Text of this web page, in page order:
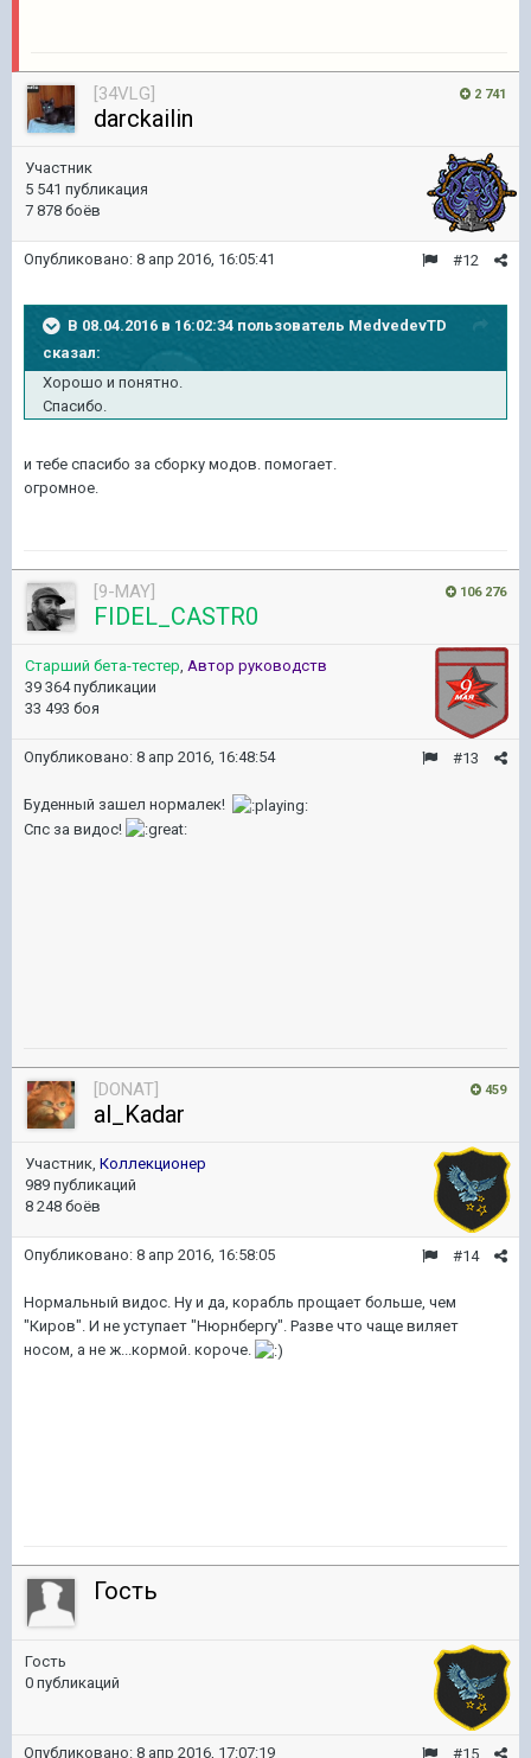
2 741
[34VLG]
darckailin
Участник
5 541 публикация
7 878 боёв
#12
Опубликовано: 8 апр 2016, 16:05:41
В 08.04.2016 в 16:02:34 пользователь MedvedevTD
сказал:
Хорошо и понятно.
Спасибо.
и тебе спасибо за сборку модов. помогает.
огромное.
106 276
[9-MAY]
FIDEL_CASTR0
Старший бета-тестер, Автор руководств
39 364 публикации
33 493 боя
#13
Опубликовано: 8 апр 2016, 16:48:54
Буденный зашел нормалек!
Спс за видос!
459
[DONAT]
al_Kadar
Участник, Коллекционер
989 публикаций
8 248 боёв
#14
Опубликовано: 8 апр 2016, 16:58:05
Нормальный видос. Ну и да, корабль прощает больше, чем
"Киров". И не уступает "Нюрнбергу". Разве что чаще виляет
носом, а не ж...кормой. короче.
Гость
Гость
0 публикаций
#15
Опубликовано: 8 апр 2016, 17:07:19